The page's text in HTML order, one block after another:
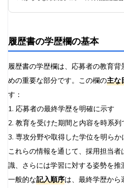
文で簡単作成 | 職務経歴書・
履歴書の学歴欄の基本
履歴書の学歴欄は、応募者の教育
めの重要な部分です。この欄の主な
す：
1. 応募者の最終学歴を明確に示す
2. 教育を受けた期間と内容を時系列
3. 専攻分野や取得した学位を明らか
これらの情報を通じて、採用担当
識、さらには学習に対する姿勢を推
一般的な記入順序は、最終学歴か